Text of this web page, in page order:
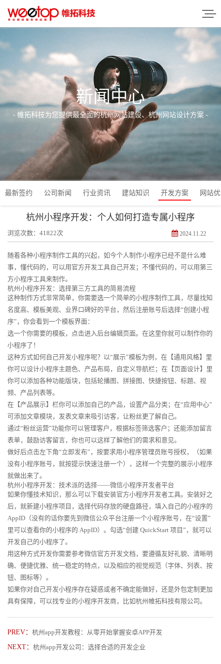
新闻中心
- 帷拓科技为您提供最全面的杭州网站建设、杭州网站设计方案 -
最新签约 公司新闻 行业资讯 建站知识 开发方案 网站
杭州小程序开发：个人如何打造专属小程序
2024.11.22
浏览次数：41822次
随着各种小程序制作工具的兴起，如今个人制作小程序已经不是什么难
事，懂代码的，可以用官方开发工具自己开发；不懂代码的，可以用第三
方小程序工具来制作。
杭州小程序开发：选择第三方工具的简易流程
这种制作方式非常简单，你需要选一个简单的小程序制作工具，尽量找知
名度高、模板美观、业界口碑好的平台，然后注册账号后选择“创建小程
序”，你会看到一个模板界面：
选一个你需要的模板，点击进入后台编辑页面。在这里你就可以制作你的
小程序了！
这种方式如何自己开发小程序呢？以“展示”模板为例，在【通用风格】里
你可以设计小程序主题色、产品布局，自定义导航栏；在【页面设计】里
你可以添加各种功能版块，包括轮播图、拼接图、快捷按钮、标题、视
频、产品列表等。
在【产品展示】栏你可以添加自己的产品，设置产品分类；在“应用中心”
可添加文章模块，发表文章来吸引访客，让粉丝更了解自己。
通过“粉丝运营”功能你可以管理客户，根据标签筛选客户；还能添加留言
表单，鼓励访客留言，你也可以这样了解他们的需求和意见。
做好后点击左下角“立即发布”，按要求用小程序管理员账号授权，（如果
没有小程序账号，就按提示快速注册一个），这样一个完整的展示小程序
就做出来了。
杭州小程序开发：技术派的选择——微信小程序开发者平台
如果你懂技术知识，那么可以下载安装官方小程序开发者工具。安装好之
后，就新建小程序项目，选择代码存放的硬盘路径，填入自己的小程序的
AppID（没有的话你要先到微信公众平台注册一个小程序账号，在“设置”
里可以查看你的小程序的 AppID）。勾选“创建 QuickStart 项目”，就可以
开发自己的小程序了。
用这种方式开发你需要参考微信官方开发文档，要遵循友好礼貌、清晰明
确、便捷优雅、统一稳定的特点，以及相应的视觉规范（字体、列表、按
钮、图标等）。
如果你对自己开发小程序存在疑惑或者不确定能做好，还是外包定制更加
具有保障，可以找专业的小程序开发商，比如杭州帷拓科技有限公司。
PREV： 杭州app开发教程：从零开始掌握安卓APP开发
NEXT： 杭州app开发公司：选择合适的开发企业